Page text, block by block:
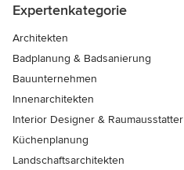
Expertenkategorie
Architekten
Badplanung & Badsanierung
Bauunternehmen
Innenarchitekten
Interior Designer & Raumausstatter
Küchenplanung
Landschaftsarchitekten